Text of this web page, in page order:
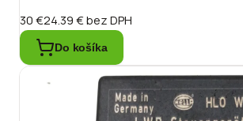
30 €24.39 €bez DPH
Do košíka